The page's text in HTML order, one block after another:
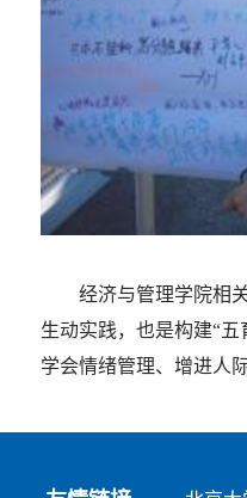
经济与管理学院相
生动实践，也是构建“
学会情绪管理、增进人